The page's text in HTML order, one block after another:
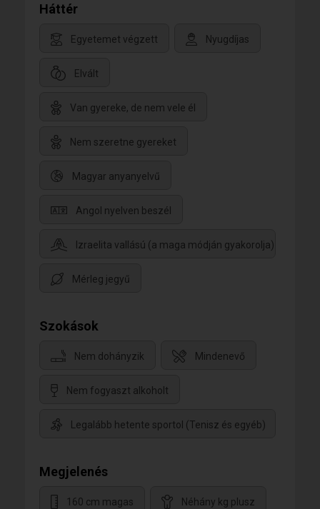
Háttér
Egyetemet végzett Nyugdíjas
Elvált
Van gyereke, de nem vele él
Nem szeretne gyereket
Magyar anyanyelvű
Angol nyelven beszél
Izraelita vallású (a maga módján gyakorolja)
Mérleg jegyű
Szokások
Nem dohányzik Mindenevő
Nem fogyaszt alkoholt
Legalább hetente sportol (Tenisz és egyéb)
Megjelenés
160 cm magas Néhány kg plusz